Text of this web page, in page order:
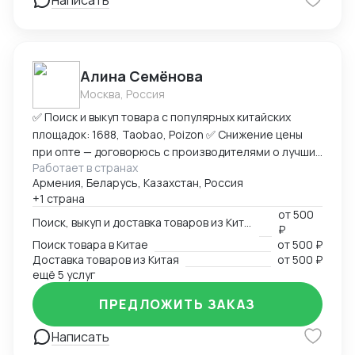
Алина Семёнова
Москва, Россия
✅ Поиск и выкуп товара с популярных китайских
площадок: 1688, Taobao, Poizon ✅ Снижение цены
при опте — договорюсь с производителями о лучших
условиях ✅ Предоставлю фото- и видеоотчет перед
отправкой ✅ Надежная упаковка — минимизация
рисков повреждений при перевозке ✅ Доставка
товара до склада в Москву, отправка в любой город
России (ТК на выбор) ✅ Также доставлю в Армению,
Беларусь, Казахстан, Кыргызстан ✅ Полное
сопровождение — от заказа до получения ➡
Пришлите ссылку на товар или фото, его количество,
и я рассчитаю стоимость доставки
Работает в странах
Армения, Беларусь, Казахстан, Россия
+1 страна
от500
₽
Поиск товара в Китае
от500 ₽
Доставка товаров из Китая
от500 ₽
ещё 5 услуг
Написать
ПРЕДЛОЖИТЬ ЗАКАЗ